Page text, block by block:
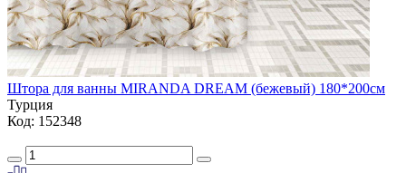
Штора для ванны MIRANDA DREAM (бежевый) 180*200см
Турция
Код: 152348